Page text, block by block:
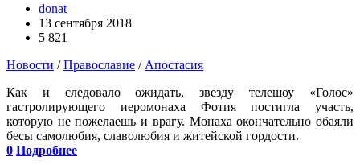
donat
13 сентября 2018
5 821
Новости /Православие / Апостасия
Как и следовало ожидать, звезду телешоу «Голос»
гастролирующего иеромонаха Фотия постигла участь,
которую не пожелаешь и врагу. Монаха окончательно обаяли
бесы самолюбия, славолюбия и житейской гордости.
0 Подробнее